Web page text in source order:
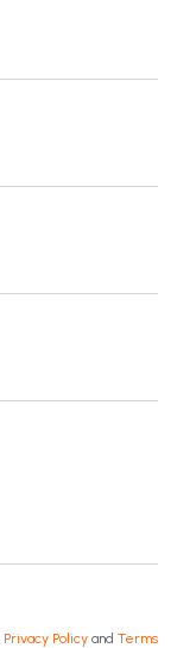
Privacy Policy and Terms